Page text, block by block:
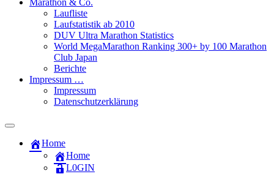
Marathon & Co.
Laufliste
Laufstatistik ab 2010
DUV Ultra Marathon Statistics
World MegaMarathon Ranking 300+ by 100 Marathon
Club Japan
Berichte
Impressum …
Impressum
Datenschutzerklärung
Toggle
field
Home
Home
L​0​​GIN